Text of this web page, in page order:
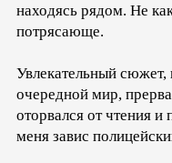
находясь рядом. Не
потрясающе.
Увлекательный сюжет,
очередной мир,
оторвался от чтения и
меня завис